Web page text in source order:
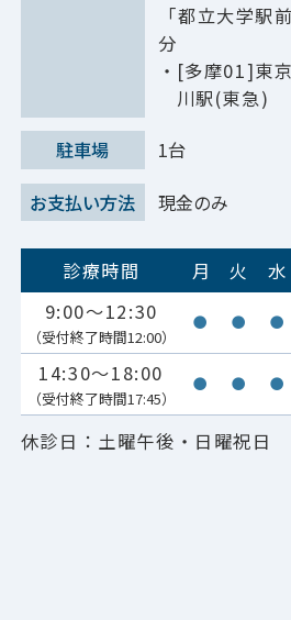
「都立大学駅
分
[多摩01]東
川駅(東急)
駐車場
1台
お支払い方法
現金のみ
休診日：土曜午後・日曜祝日
診療時間 月 火 水
9:00～12:30
（受付終了時間12:00）
● ● ●
14:30～18:00
（受付終了時間17:45）
● ● ●